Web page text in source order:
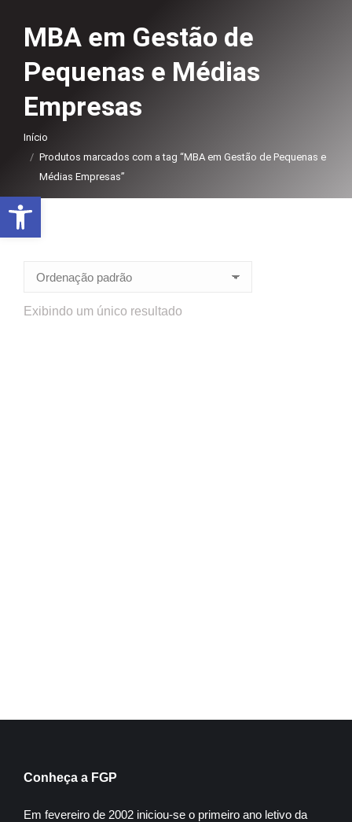
MBA em Gestão de
Pequenas e Médias
Empresas
Você está aqui:
Início
Produtos marcados com a tag “MBA em Gestão de Pequenas e
Médias Empresas”
Exibindo um único resultado
Conheça a FGP
Em fevereiro de 2002 iniciou-se o primeiro ano letivo da
Abrir a barra de ferramentas